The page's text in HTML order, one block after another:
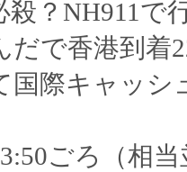
殺？NH911で
だで香港到着
国際キャッシ
ごろ（相